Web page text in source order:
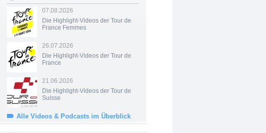
07.08.2026
Die Highlight-Videos der Tour de
France Femmes
26.07.2026
Die Highlight-Videos der Tour de
France
21.06.2026
Die Highlight-Videos der Tour de
Suisse
Alle Videos & Podcasts im Überblick